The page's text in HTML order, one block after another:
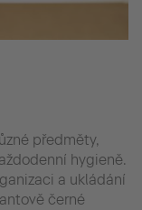
předměty,
hygieně.
a ukládání
černé